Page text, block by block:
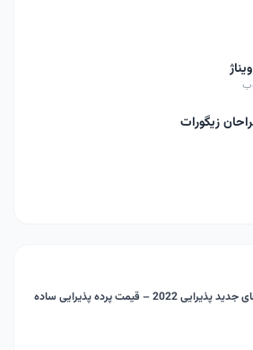
زیگورات
مدل پردهای جدید پذیرایی 2022 – قیمت پرده پذیرایی ساده